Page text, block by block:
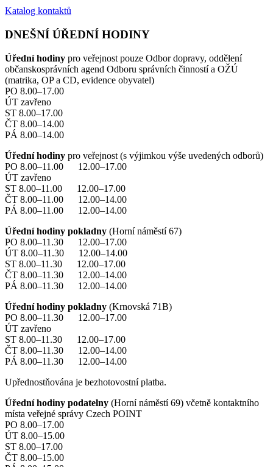
Katalog kontaktů
DNEŠNÍ ÚŘEDNÍ HODINY
Úřední hodiny pro veřejnost pouze Odbor dopravy, oddělení
občanskosprávních agend Odboru správních činností a OŽÚ
(matrika, OP a CD, evidence obyvatel)
PO 8.00–17.00
ÚT zavřeno
ST 8.00–17.00
ČT 8.00–14.00
PÁ 8.00–14.00
Úřední hodiny pro veřejnost (s výjimkou výše uvedených odborů)
PO 8.00–11.00 12.00–17.00
ÚT zavřeno
ST 8.00–11.00 12.00–17.00
ČT 8.00–11.00 12.00–14.00
PÁ 8.00–11.00 12.00–14.00
Úřední hodiny pokladny (Horní náměstí 67)
PO 8.00–11.30 12.00–17.00
ÚT 8.00–11.30 12.00–14.00
ST 8.00–11.30 12.00–17.00
ČT 8.00–11.30 12.00–14.00
PÁ 8.00–11.30 12.00–14.00
Úřední hodiny pokladny (Krnovská 71B)
PO 8.00–11.30 12.00–17.00
ÚT zavřeno
ST 8.00–11.30 12.00–17.00
ČT 8.00–11.30 12.00–14.00
PÁ 8.00–11.30 12.00–14.00
Upřednostňována je bezhotovostní platba.
Úřední hodiny podatelny (Horní náměstí 69) včetně kontaktního
místa veřejné správy Czech POINT
PO 8.00–17.00
ÚT 8.00–15.00
ST 8.00–17.00
ČT 8.00–15.00